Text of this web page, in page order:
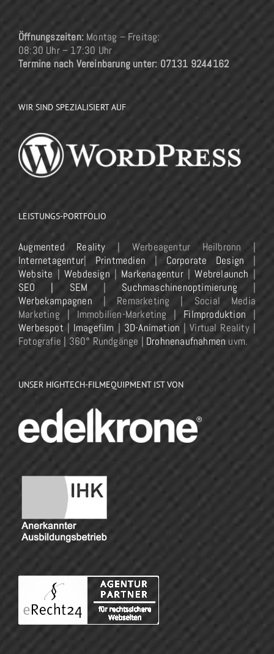
Öffnungszeiten: Montag – Freitag:
08:30 Uhr – 17:30 Uhr
Termine nach Vereinbarung unter: 07131 9244162
WIR SIND SPEZIALISIERT AUF
LEISTUNGS-PORTFOLIO
Augmented Reality | Werbeagentur Heilbronn |
Internetagentur| Printmedien | Corporate Design |
Website | Webdesign | Markenagentur|Webrelaunch |
SEO | SEM | Suchmaschinenoptimierung |
Werbekampagnen | Remarketing | Social Media
Marketing | Immobilien-Marketing | Filmproduktion |
Werbespot | Imagefilm | 3D-Animation | Virtual Reality |
Fotografie | 360° Rundgänge | Drohnenaufnahmen uvm.
UNSER HIGHTECH-FILMEQUIPMENT IST VON